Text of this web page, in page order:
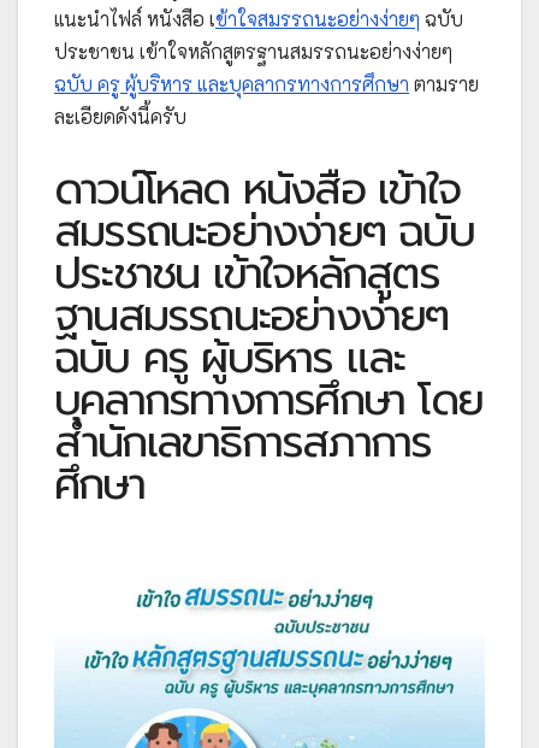
แนะนำไฟล์ หนังสือ เข้าใจสมรรถนะอย่างง่ายๆ ฉบับ
ประชาชน เข้าใจหลักสูตรฐานสมรรถนะอย่างง่ายๆ
ฉบับ ครู ผู้บริหาร และบุคลากรทางการศึกษา ตามราย
ละเอียดดังนี้ครับ
ดาวน์โหลด หนังสือ เข้าใจ
สมรรถนะอย่างง่ายๆ ฉบับ
ประชาชน เข้าใจหลักสูตร
ฐานสมรรถนะอย่างง่ายๆ
ฉบับ ครู ผู้บริหาร และ
บุคลากรทางการศึกษา โดย
สำนักเลขาธิการสภาการ
ศึกษา